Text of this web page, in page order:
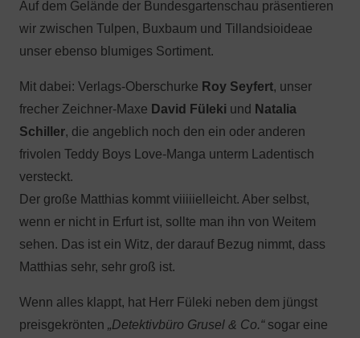
Auf dem Gelände der Bundesgartenschau präsentieren
wir zwischen Tulpen, Buxbaum und Tillandsioideae
unser ebenso blumiges Sortiment.
Mit dabei: Verlags-Oberschurke Roy Seyfert, unser
frecher Zeichner-Maxe David Füleki und Natalia
Schiller, die angeblich noch den ein oder anderen
frivolen Teddy Boys Love-Manga unterm Ladentisch
versteckt.
Der große Matthias kommt viiiiielleicht. Aber selbst,
wenn er nicht in Erfurt ist, sollte man ihn von Weitem
sehen. Das ist ein Witz, der darauf Bezug nimmt, dass
Matthias sehr, sehr groß ist.
Wenn alles klappt, hat Herr Füleki neben dem jüngst
preisgekrönten „Detektivbüro Grusel & Co.“sogar eine